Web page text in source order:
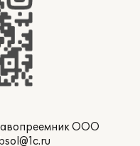
ООО